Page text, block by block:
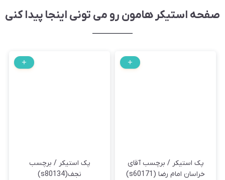
صفحه استیکر هامون رو می تونی اینجا پیدا کنی
پک استیکر / برچسب آقای
خراسان امام رضا (s60171)
پک استیکر / برچسب
نجف(s80134)